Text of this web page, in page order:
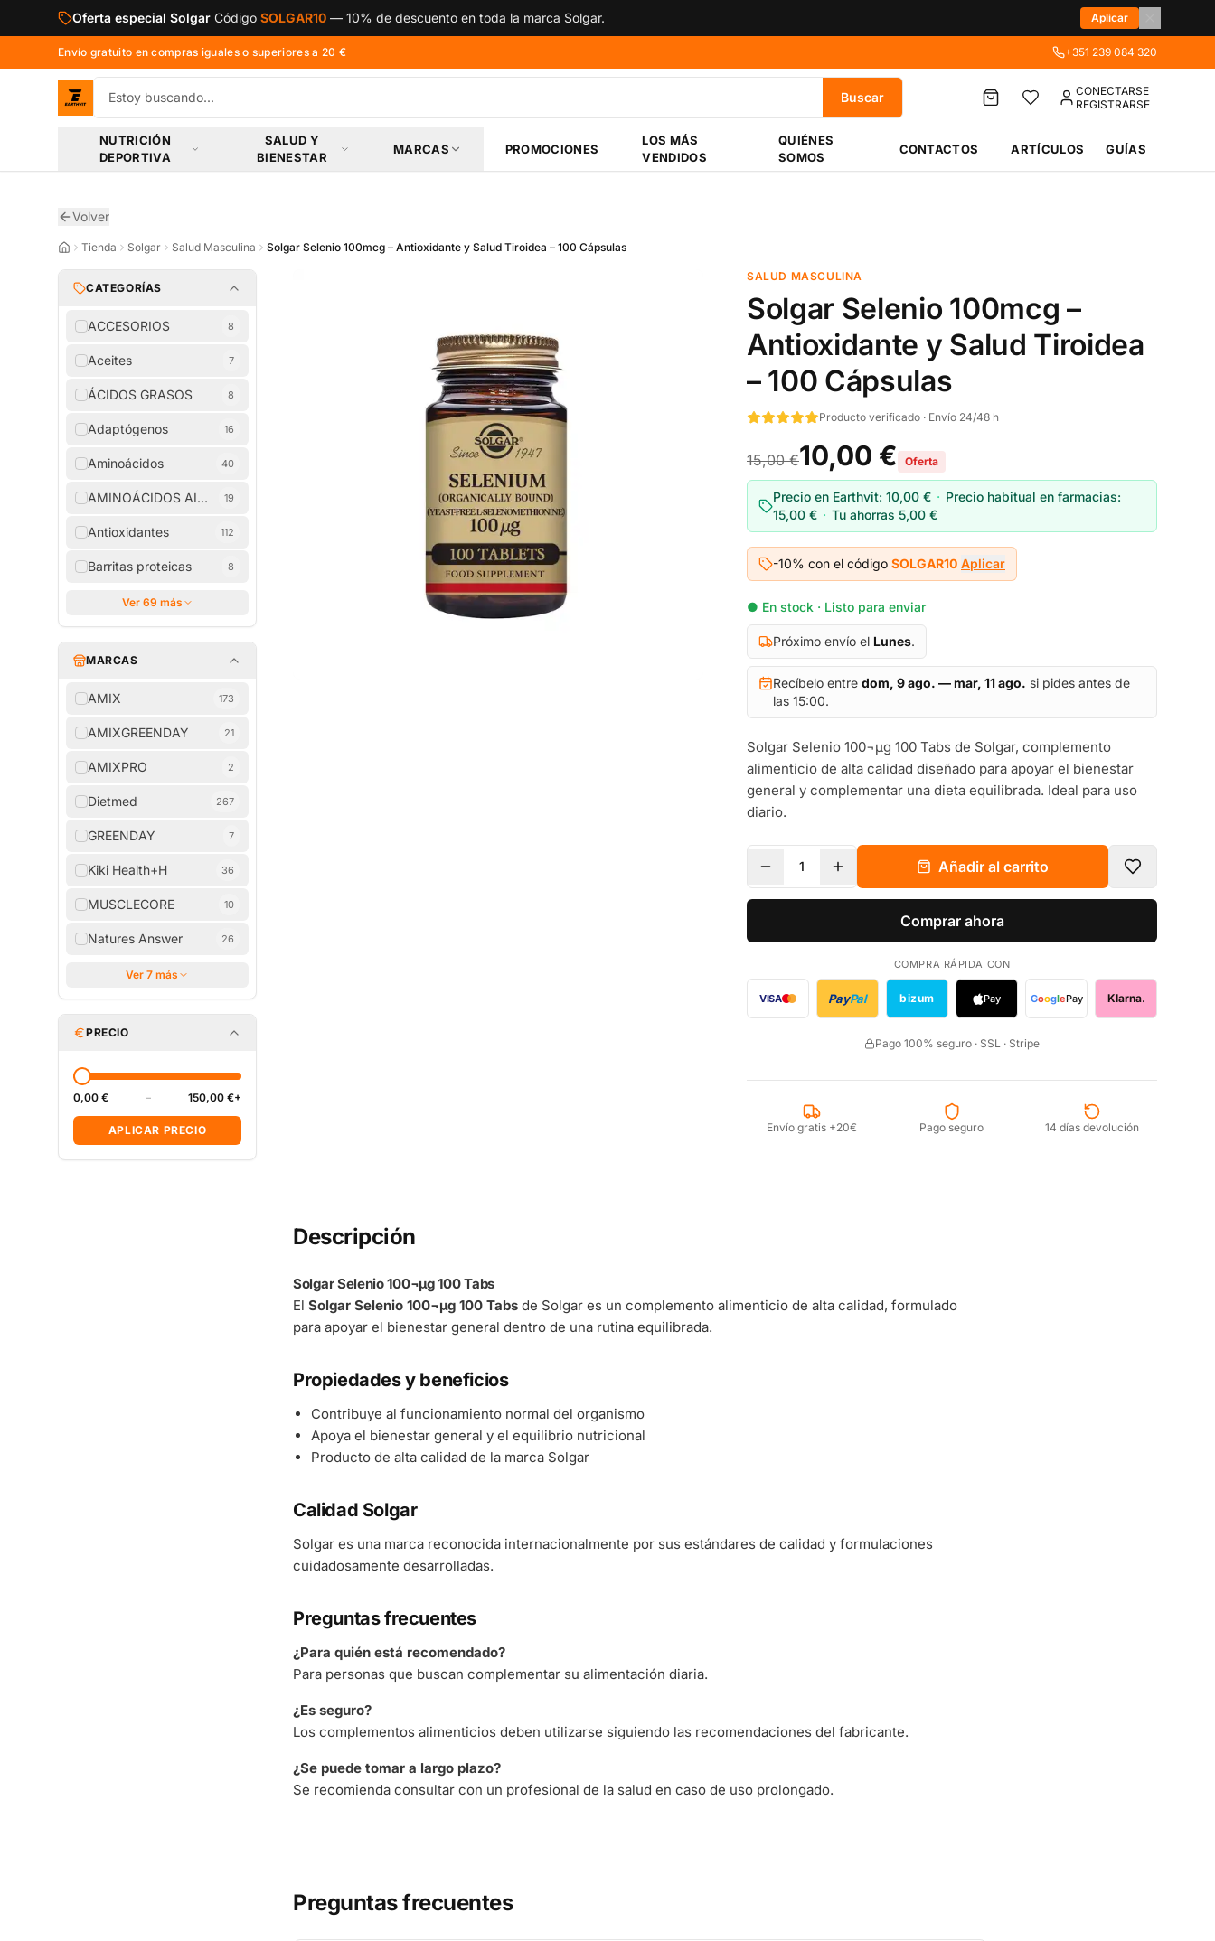
Saltar al contenido principal
Oferta especial Solgar Código SOLGAR10 — 10% de descuento en toda la marca Solgar. Aplicar
Envío gratuito en compras iguales o superiores a 20 € +351 239 084 320
Buscar
CONECTARSE
REGISTRARSE
NUTRICIÓN
DEPORTIVA
SALUD Y
BIENESTAR
MARCAS PROMOCIONES
LOS MÁS
VENDIDOS
QUIÉNES
SOMOS
CONTACTOS ARTÍCULOS GUÍAS
Volver
Tienda Solgar Salud Masculina Solgar Selenio 100mcg – Antioxidante y Salud Tiroidea – 100 Cápsulas
CATEGORÍAS
ACCESORIOS 8
Aceites 7
ÁCIDOS GRASOS 8
Adaptógenos 16
Aminoácidos 40
AMINOÁCIDOS AISLADOS
19
Antioxidantes 112
Barritas proteicas 8
Ver 69 más
MARCAS
AMIX 173
AMIXGREENDAY 21
AMIXPRO 2
Dietmed 267
GREENDAY 7
Kiki Health+H 36
MUSCLECORE 10
Natures Answer 26
Ver 7 más
PRECIO
0,00 € – 150,00 €+
APLICAR PRECIO
SALUD MASCULINA
Solgar Selenio 100mcg –
Antioxidante y Salud Tiroidea
– 100 Cápsulas
Producto verificado · Envío 24/48 h
15,00 €10,00 € Oferta
Precio en Earthvit: 10,00 € · Precio habitual en farmacias:
15,00 € · Tu ahorras 5,00 €
-10% con el código SOLGAR10 Aplicar
● En stock · Listo para enviar
Próximo envío el Lunes.
Recíbelo entre dom, 9 ago. — mar, 11 ago. si pides antes de
las 15:00.
Solgar Selenio 100¬µg 100 Tabs de Solgar, complemento
alimenticio de alta calidad diseñado para apoyar el bienestar
general y complementar una dieta equilibrada. Ideal para uso
diario.
1 Añadir al carrito
Comprar ahora
COMPRA RÁPIDA CON
VISA PayPal bizum Pay GooglePay Klarna.
Pago 100% seguro · SSL · Stripe
Envío gratis +20€ Pago seguro 14 días devolución
Descripción
Solgar Selenio 100¬µg 100 Tabs
El Solgar Selenio 100¬µg 100 Tabs de Solgar es un complemento alimenticio de alta calidad, formulado
para apoyar el bienestar general dentro de una rutina equilibrada.
Propiedades y beneficios
Contribuye al funcionamiento normal del organismo
Apoya el bienestar general y el equilibrio nutricional
Producto de alta calidad de la marca Solgar
Calidad Solgar
Solgar es una marca reconocida internacionalmente por sus estándares de calidad y formulaciones
cuidadosamente desarrolladas.
Preguntas frecuentes
¿Para quién está recomendado?
Para personas que buscan complementar su alimentación diaria.
¿Es seguro?
Los complementos alimenticios deben utilizarse siguiendo las recomendaciones del fabricante.
¿Se puede tomar a largo plazo?
Se recomienda consultar con un profesional de la salud en caso de uso prolongado.
Preguntas frecuentes